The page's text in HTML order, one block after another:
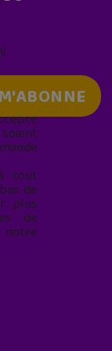
tout
de
plus
de